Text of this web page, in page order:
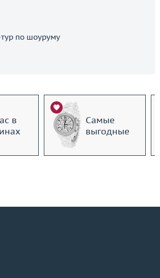
по шоуруму
в
Самые
выгодные